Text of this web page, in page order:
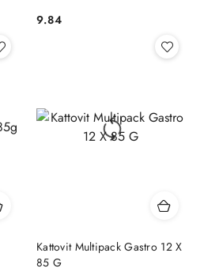
Cena:
9.84
Kattovit Multipack Gastro 12 X
85 G